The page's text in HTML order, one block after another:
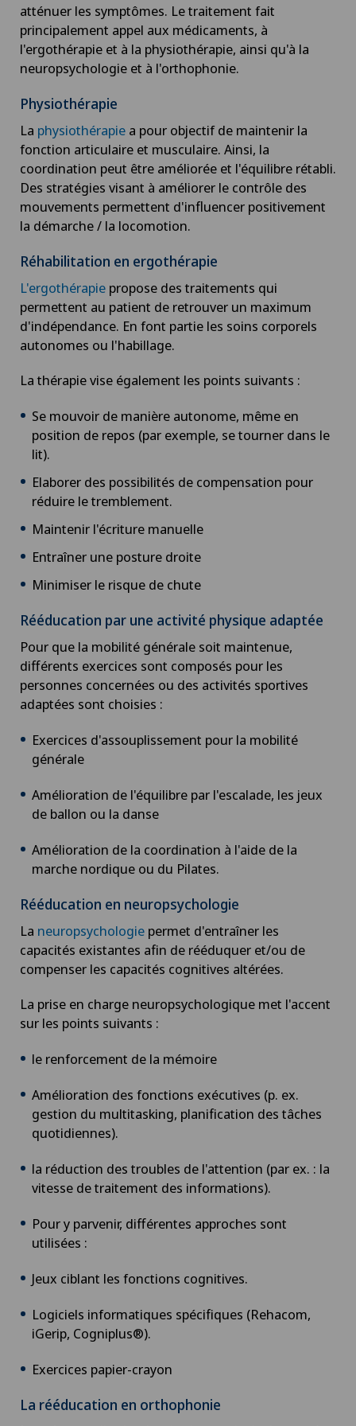
Arthrose du genou
Astigmatisme
Atelier socio-esthétique
Augmentation du volume de la thyroïde (goitre)
AVC
Cancer de la prostate (carcinome de la prostate)
Cancer de la thyroïde (carcinome thyroïdien)
Cancer pelvien
Cardiologie
Cardiologie interventionnelle
Check-up
Check-up pour femmes
Check-up pour les entreprises
Check-up pour les sportifs
Chiropractie
Chirurgie aortique
Chirurgie biliaire
Chirurgie de la colonne vertébrale/du rachis
Chirurgie de la hanche
Chirurgie de la main
Chirurgie de la rétine
Chirurgie de la thyroïde (chirurgie
endocrinienne)
Chirurgie de l’épaule
Chirurgie des paupières
Chirurgie du coude
Chirurgie du genou
atténuer les symptômes. Le traitement fait
principalement appel aux médicaments, à
l'ergothérapie et à la physiothérapie, ainsi qu'à la
neuropsychologie et à l'orthophonie.
Physiothérapie
La physiothérapie a pour objectif de maintenir la
fonction articulaire et musculaire. Ainsi, la
coordination peut être améliorée et l'équilibre rétabli.
Des stratégies visant à améliorer le contrôle des
mouvements permettent d'influencer positivement
la démarche / la locomotion.
Réhabilitation en ergothérapie
L'ergothérapie propose des traitements qui
permettent au patient de retrouver un maximum
d'indépendance. En font partie les soins corporels
autonomes ou l'habillage.
La thérapie vise également les points suivants :
Se mouvoir de manière autonome, même en
position de repos (par exemple, se tourner dans le
lit).
Elaborer des possibilités de compensation pour
réduire le tremblement.
Maintenir l'écriture manuelle
Entraîner une posture droite
Minimiser le risque de chute
Rééducation par une activité physique adaptée
Pour que la mobilité générale soit maintenue,
différents exercices sont composés pour les
personnes concernées ou des activités sportives
adaptées sont choisies :
Exercices d'assouplissement pour la mobilité
générale
Amélioration de l'équilibre par l'escalade, les jeux
de ballon ou la danse
Amélioration de la coordination à l'aide de la
marche nordique ou du Pilates.
Rééducation en neuropsychologie
La neuropsychologie permet d'entraîner les
capacités existantes afin de rééduquer et/ou de
compenser les capacités cognitives altérées.
La prise en charge neuropsychologique met l'accent
sur les points suivants :
le renforcement de la mémoire
Amélioration des fonctions exécutives (p. ex.
gestion du multitasking, planification des tâches
quotidiennes).
la réduction des troubles de l'attention (par ex. : la
vitesse de traitement des informations).
Pour y parvenir, différentes approches sont
utilisées :
Jeux ciblant les fonctions cognitives.
Logiciels informatiques spécifiques (Rehacom,
iGerip, Cogniplus®).
Exercices papier-crayon
La rééducation en orthophonie